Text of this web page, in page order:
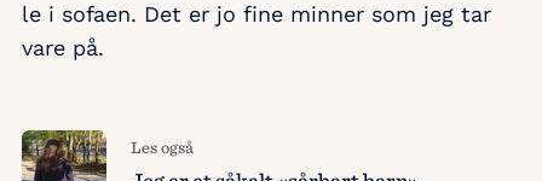
le i sofaen. Det er jo fine minner som jeg tar
vare på.
Les også